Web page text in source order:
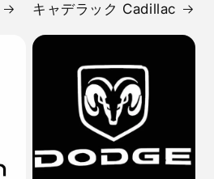
キャデラック Cadillac